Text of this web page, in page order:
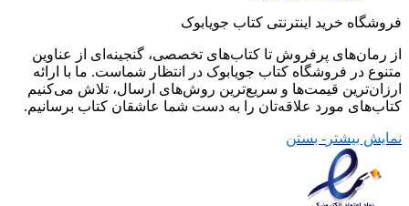
فروشگاه خرید اینترنتی کتاب جویابوک
از رمان‌های پرفروش تا کتاب‌های تخصصی، گنجینه‌ای از عناوین
متنوع در فروشگاه کتاب جویابوک در انتظار شماست. ما با ارائه
ارزان‌ترین قیمت‌ها و سریع‌ترین روش‌های ارسال، تلاش می‌کنیم
کتاب‌های مورد علاقه‌تان را به دست شما عاشقان کتاب برسانیم.
نمایش بیشتر - بستن